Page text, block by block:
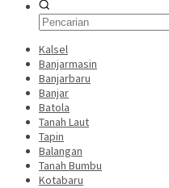
Kalsel
Banjarmasin
Banjarbaru
Banjar
Batola
Tanah Laut
Tapin
Balangan
Tanah Bumbu
Kotabaru